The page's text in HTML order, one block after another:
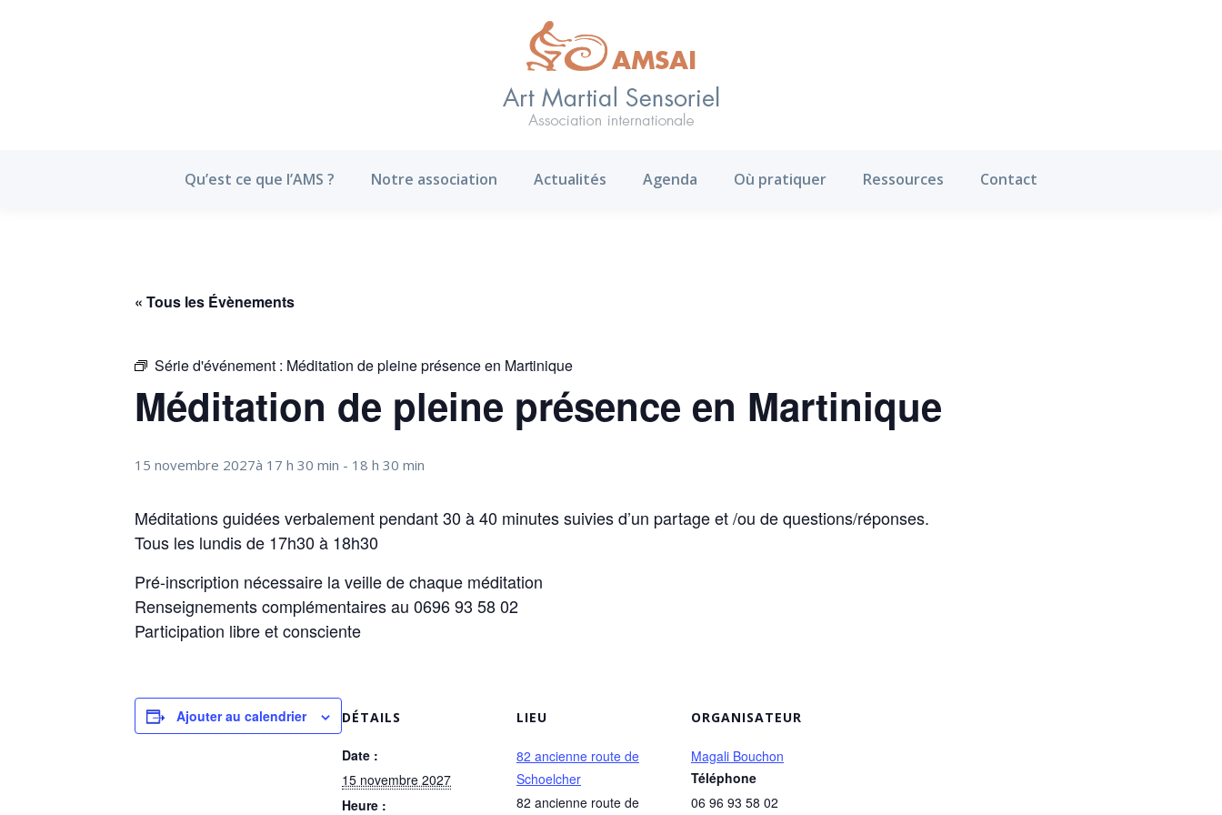
Qu’est ce que l’AMS ? Notre association Actualités Agenda Où pratiquer Ressources Contact
« Tous les Évènements
Série d'événement : Méditation de pleine présence en Martinique
Méditation de pleine présence en Martinique
15 novembre 2027à 17 h 30 min - 18 h 30 min
Méditations guidées verbalement pendant 30 à 40 minutes suivies d’un partage et /ou de questions/réponses.
Tous les lundis de 17h30 à 18h30
Pré-inscription nécessaire la veille de chaque méditation
Renseignements complémentaires au 0696 93 58 02
Participation libre et consciente
Ajouter au calendrier DÉTAILS
Date :
15 novembre 2027
Heure :
LIEU
82 ancienne route de
Schoelcher
82 ancienne route de
ORGANISATEUR
Magali Bouchon
Téléphone
06 96 93 58 02
Notre association